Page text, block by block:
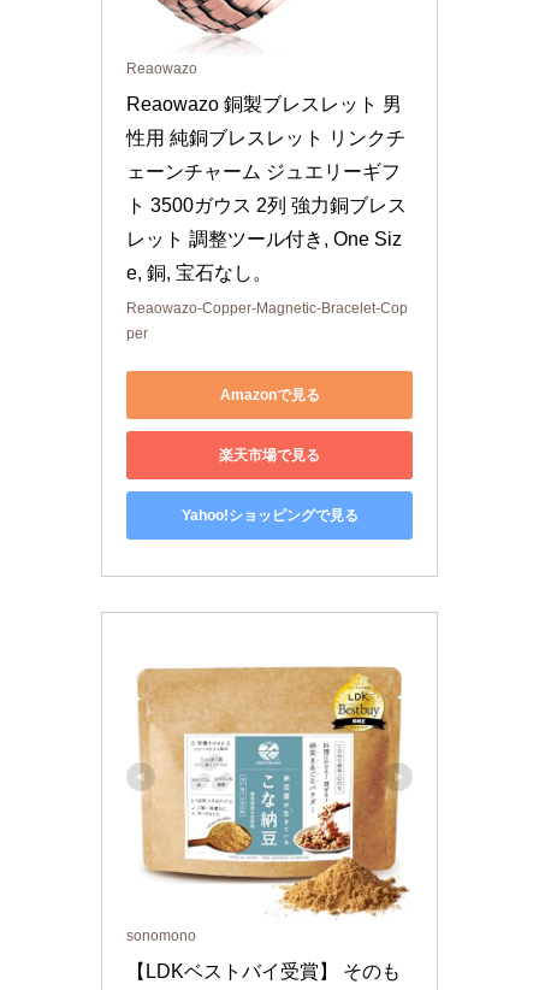
Reaowazo
Reaowazo 銅製ブレスレット 男
性用 純銅ブレスレット リンクチ
ェーンチャーム ジュエリーギフ
ト 3500ガウス 2列 強力銅ブレス
レット 調整ツール付き, One Siz
e, 銅, 宝石なし。
Reaowazo-Copper-Magnetic-Bracelet-Cop
per
Amazonで見る
楽天市場で見る
Yahoo!ショッピングで見る
sonomono
【LDKベストバイ受賞】 そのも